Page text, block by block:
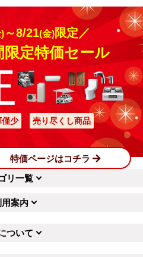
～8/21(金)限定／
定特価セール
僅少 売り尽くし商品
特価ページはコチラ
リ一覧
用案内
ついて